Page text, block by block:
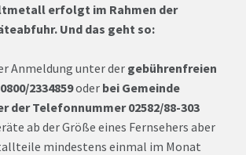
erfolgt im Rahmen der
Und das geht so:
Anmeldung unter der gebührenfreien
2334859oder bei Gemeinde
der Telefonnummer 02582/88-303
ab der Größe eines Fernsehers aber
mindestens einmal im Monat